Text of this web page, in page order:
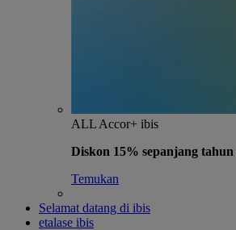
ALL Accor+ ibis
Diskon 15% sepanjang tahun
Temukan
Selamat datang di ibis
etalase ibis